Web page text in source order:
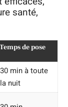
santé,
Temps de pose
30 min à toute
la nuit